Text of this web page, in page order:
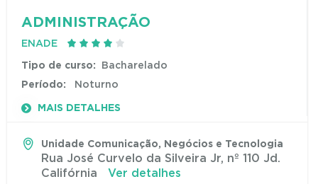
ADMINISTRAÇÃO
ENADE
Tipo de curso: Bacharelado
Período: Noturno
MAIS DETALHES
Unidade Comunicação, Negócios e Tecnologia
Rua José Curvelo da Silveira Jr, nº 110 Jd.
Califórnia Ver detalhes